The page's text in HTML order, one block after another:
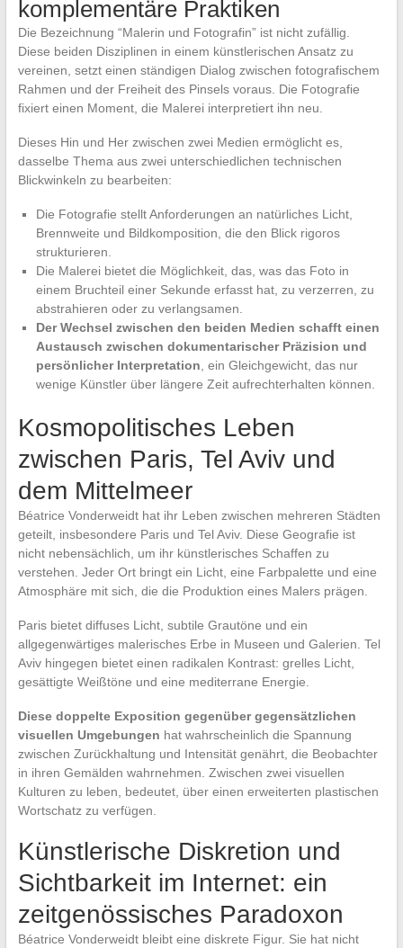
komplementäre Praktiken
Die Bezeichnung “Malerin und Fotografin” ist nicht zufällig.
Diese beiden Disziplinen in einem künstlerischen Ansatz zu
vereinen, setzt einen ständigen Dialog zwischen fotografischem
Rahmen und der Freiheit des Pinsels voraus. Die Fotografie
fixiert einen Moment, die Malerei interpretiert ihn neu.
Dieses Hin und Her zwischen zwei Medien ermöglicht es,
dasselbe Thema aus zwei unterschiedlichen technischen
Blickwinkeln zu bearbeiten:
Die Fotografie stellt Anforderungen an natürliches Licht,
Brennweite und Bildkomposition, die den Blick rigoros
strukturieren.
Die Malerei bietet die Möglichkeit, das, was das Foto in
einem Bruchteil einer Sekunde erfasst hat, zu verzerren, zu
abstrahieren oder zu verlangsamen.
Der Wechsel zwischen den beiden Medien schafft einen
Austausch zwischen dokumentarischer Präzision und
persönlicher Interpretation, ein Gleichgewicht, das nur
wenige Künstler über längere Zeit aufrechterhalten können.
Kosmopolitisches Leben
zwischen Paris, Tel Aviv und
dem Mittelmeer
Béatrice Vonderweidt hat ihr Leben zwischen mehreren Städten
geteilt, insbesondere Paris und Tel Aviv. Diese Geografie ist
nicht nebensächlich, um ihr künstlerisches Schaffen zu
verstehen. Jeder Ort bringt ein Licht, eine Farbpalette und eine
Atmosphäre mit sich, die die Produktion eines Malers prägen.
Paris bietet diffuses Licht, subtile Grautöne und ein
allgegenwärtiges malerisches Erbe in Museen und Galerien. Tel
Aviv hingegen bietet einen radikalen Kontrast: grelles Licht,
gesättigte Weißtöne und eine mediterrane Energie.
Diese doppelte Exposition gegenüber gegensätzlichen
visuellen Umgebungen hat wahrscheinlich die Spannung
zwischen Zurückhaltung und Intensität genährt, die Beobachter
in ihren Gemälden wahrnehmen. Zwischen zwei visuellen
Kulturen zu leben, bedeutet, über einen erweiterten plastischen
Wortschatz zu verfügen.
Künstlerische Diskretion und
Sichtbarkeit im Internet: ein
zeitgenössisches Paradoxon
Béatrice Vonderweidt bleibt eine diskrete Figur. Sie hat nicht